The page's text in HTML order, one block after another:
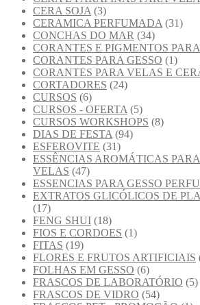
CERA SOJA (3)
CERAMICA PERFUMADA (31)
CONCHAS DO MAR (34)
CORANTES E PIGMENTOS
CORANTES PARA GESSO (1)
CORANTES PARA VELAS E
CORTADORES (24)
CURSOS (6)
CURSOS - OFERTA (5)
CURSOS WORKSHOPS (8)
DIAS DE FESTA (94)
ESFEROVITE (31)
ESSÊNCIAS AROMÁTICAS
VELAS (47)
ESSENCIAS PARA GESSO
EXTRATOS GLICÓLICOS DE
(17)
FENG SHUI (18)
FIOS E CORDOES (1)
FITAS (19)
FLORES E FRUTOS ARTIFICIAIS
FOLHAS EM GESSO (6)
FRASCOS DE LABORATÓRIO (5)
FRASCOS DE VIDRO (54)